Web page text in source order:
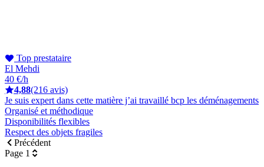
Top prestataire
El Mehdi
40 €/h
4,88(216 avis)
Je suis expert dans cette matière j’ai travaillé bcp les déménagements
Organisé et méthodique
Disponibilités flexibles
Respect des objets fragiles
Précédent
Page 1